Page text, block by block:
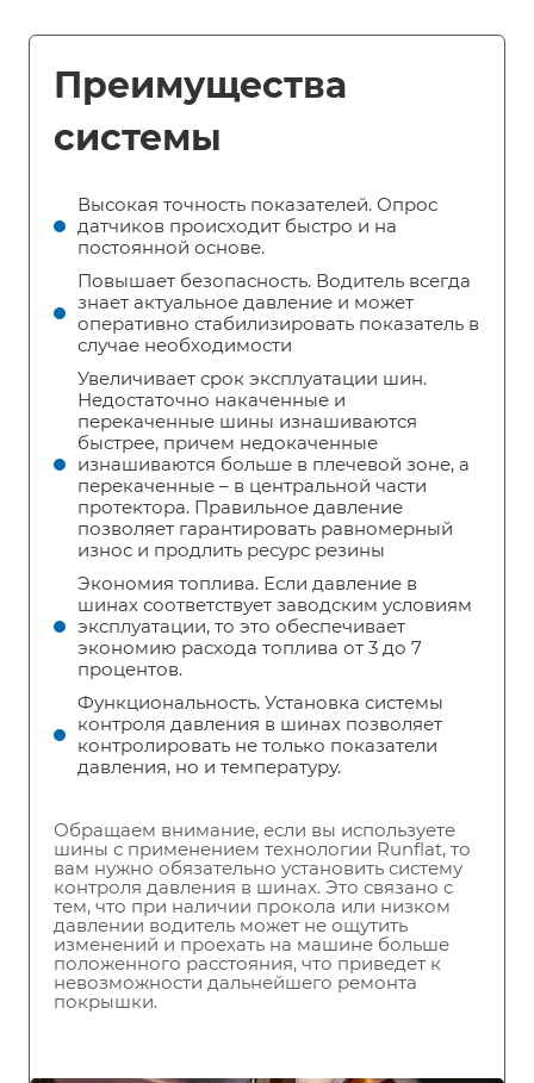
Преимущества
системы
Высокая точность показателей. Опрос
датчиков происходит быстро и на
постоянной основе.
Повышает безопасность. Водитель всегда
знает актуальное давление и может
оперативно стабилизировать показатель в
случае необходимости
Увеличивает срок эксплуатации шин.
Недостаточно накаченные и
перекаченные шины изнашиваются
быстрее, причем недокаченные
изнашиваются больше в плечевой зоне, а
перекаченные – в центральной части
протектора. Правильное давление
позволяет гарантировать равномерный
износ и продлить ресурс резины
Экономия топлива. Если давление в
шинах соответствует заводским условиям
эксплуатации, то это обеспечивает
экономию расхода топлива от 3 до 7
процентов.
Функциональность. Установка системы
контроля давления в шинах позволяет
контролировать не только показатели
давления, но и температуру.
Обращаем внимание, если вы используете
шины с применением технологии Runflat, то
вам нужно обязательно установить систему
контроля давления в шинах. Это связано с
тем, что при наличии прокола или низком
давлении водитель может не ощутить
изменений и проехать на машине больше
положенного расстояния, что приведет к
невозможности дальнейшего ремонта
покрышки.